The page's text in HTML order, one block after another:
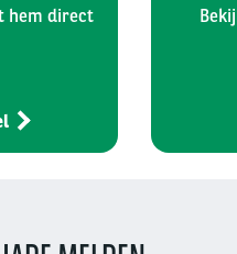
hem direct